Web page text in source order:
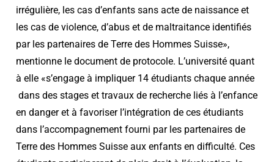
irrégulière, les cas d’enfants sans acte de naissance et
les cas de violence, d’abus et de maltraitance identifiés
par les partenaires de Terre des Hommes Suisse»,
mentionne le document de protocole. L’université quant
à elle «s’engage à impliquer 14 étudiants chaque année
dans des stages et travaux de recherche liés à l’enfance
en danger et à favoriser l’intégration de ces étudiants
dans l’accompagnement fourni par les partenaires de
Terre des Hommes Suisse aux enfants en difficulté. Ces